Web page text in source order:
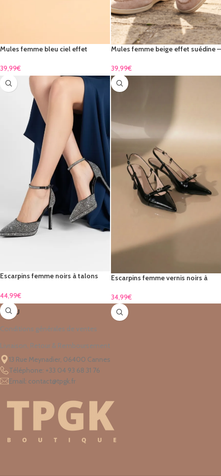
Mules femme bleu ciel effet
lumineuse
39,99€
Mules femme beige effet suédine –
39,99€
Escarpins femme noirs à talons
44,99€
Escarpins femme vernis noirs à
34,99€
MENU
Conditions générales de ventes
Livraison, Retour & Remboursement
13 Rue Meynadier, 06400 Cannes
Téléphone: +33 04 93 68 31 76
Email: contact@tpgk.fr